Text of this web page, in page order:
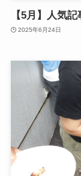
【5月】人気
2025年6月24日